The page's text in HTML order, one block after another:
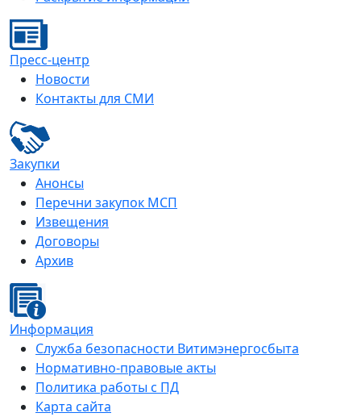
Пресс-центр
Новости
Контакты для СМИ
Закупки
Анонсы
Перечни закупок МСП
Извещения
Договоры
Архив
Информация
Служба безопасности Витимэнергосбыта
Нормативно-правовые акты
Политика работы с ПД
Карта сайта